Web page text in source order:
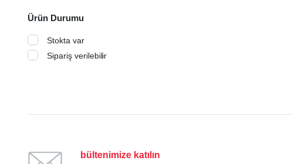
Ürün Durumu
Stokta var
Sipariş verilebilir
bültenimize katılın